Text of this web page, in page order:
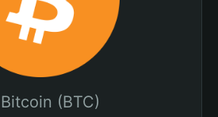
(BTC)